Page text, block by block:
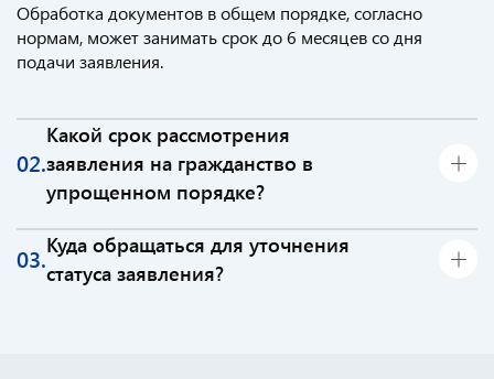
Обработка документов в общем порядке, согласно
нормам, может занимать срок до 6 месяцев со дня
подачи заявления.
02.
Какой срок рассмотрения
заявления на гражданство в
упрощенном порядке?
В среднем — срок от трех до 6 месяцев месяцев с
момента подачи в территориальный орган МВД.
03.Куда обращаться для уточнения
статуса заявления?